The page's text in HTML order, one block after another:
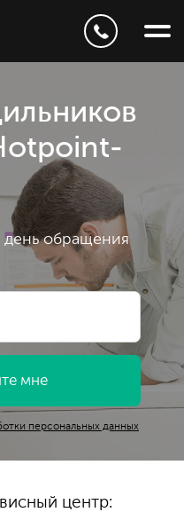
день обращения
персональных данных
центр: